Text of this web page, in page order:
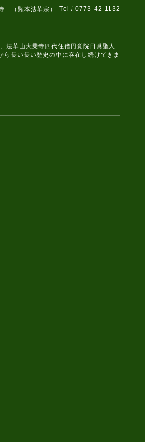
（顕本法華宗） Tel / 0773-42-1132
華山大乗寺四代住僧円覚院日眞聖人
長い長い歴史の中に存在し続けてきま